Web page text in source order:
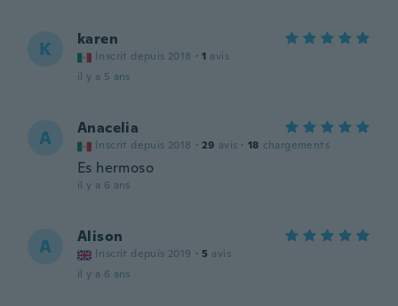
K karen
Inscrit depuis 2018 · 1 avis
il y a 5 ans
A Anacelia
Inscrit depuis 2018 · 29 avis · 18 chargements
Es hermoso
il y a 6 ans
A Alison
Inscrit depuis 2019 · 5 avis
il y a 6 ans